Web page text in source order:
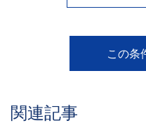
関連記事